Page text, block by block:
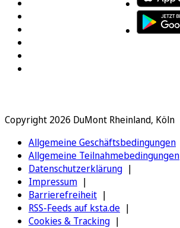
Copyright 2026 DuMont Rheinland, Köln
Allgemeine Geschäftsbedingungen
Allgemeine Teilnahmebedingungen
Datenschutzerklärung
Impressum
Barrierefreiheit
RSS-Feeds auf ksta.de
Cookies & Tracking